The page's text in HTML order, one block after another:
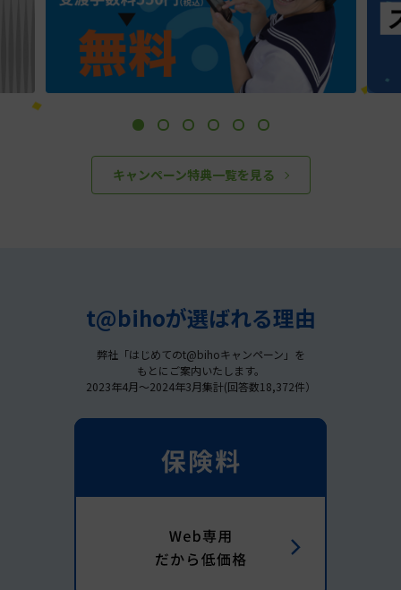
キャンペーン特典一覧を見る
t@bihoが選ばれる理由
弊社「はじめてのt@bihoキャンペーン」を
もとにご案内いたします。
2023年4月～2024年3月集計(回答数18,372件）